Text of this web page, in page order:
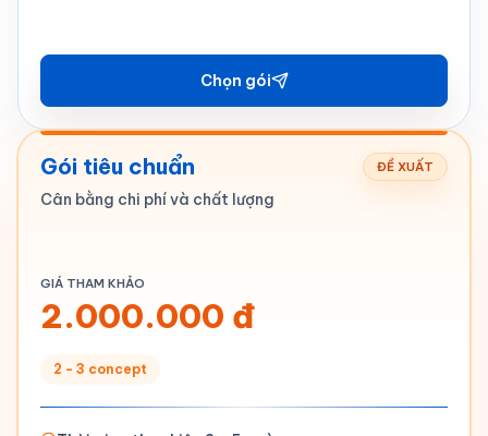
Chọn gói
Gói tiêu chuẩn
Cân bằng chi phí và chất lượng
ĐỀ XUẤT
GIÁ THAM KHẢO
2.000.000 đ
2 - 3 concept